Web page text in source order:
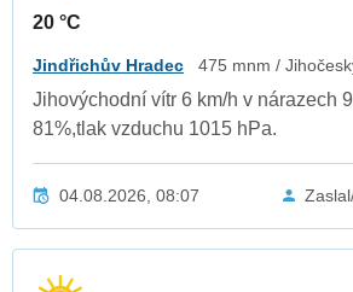
20 °C
Jindřichův Hradec 475 mnm /
Jihovýchodní vítr 6 km/h v nárazech
81%,tlak vzduchu 1015 hPa.
04.08.2026, 08:07